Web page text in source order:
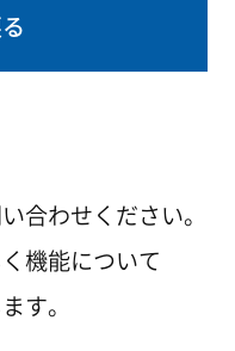
合わせください。
機能について
す。